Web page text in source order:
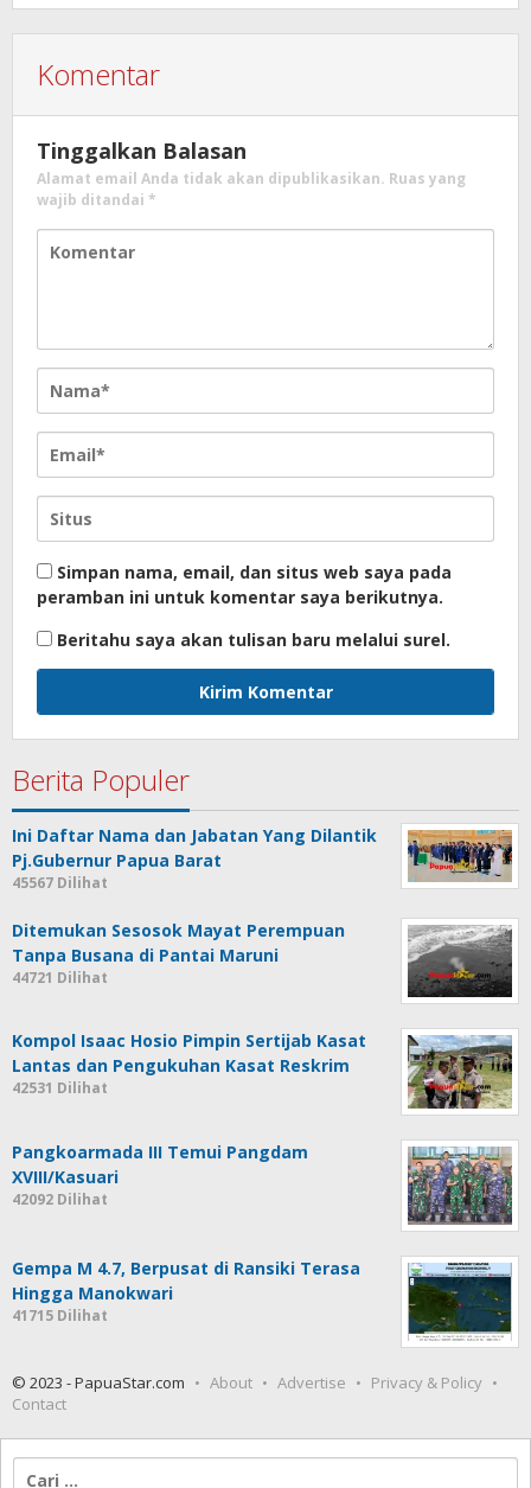
Komentar
Tinggalkan Balasan
Alamat email Anda tidak akan dipublikasikan. Ruas yang
wajib ditandai *
Simpan nama, email, dan situs web saya pada
peramban ini untuk komentar saya berikutnya.
Beritahu saya akan tulisan baru melalui surel.
Berita Populer
Ini Daftar Nama dan Jabatan Yang Dilantik
Pj.Gubernur Papua Barat
45567 Dilihat
Ditemukan Sesosok Mayat Perempuan
Tanpa Busana di Pantai Maruni
44721 Dilihat
Kompol Isaac Hosio Pimpin Sertijab Kasat
Lantas dan Pengukuhan Kasat Reskrim
42531 Dilihat
Pangkoarmada III Temui Pangdam
XVIII/Kasuari
42092 Dilihat
Gempa M 4.7, Berpusat di Ransiki Terasa
Hingga Manokwari
41715 Dilihat
© 2023 - PapuaStar.com About Advertise
Privacy & Policy
Contact